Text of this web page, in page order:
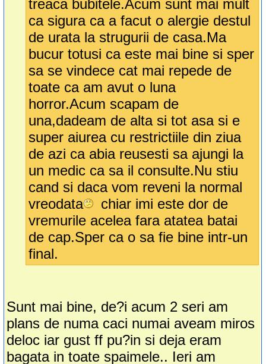
treaca bubitele.Acum sunt mai mult
ca sigura ca a facut o alergie destul
de urata la strugurii de casa.Ma
bucur totusi ca este mai bine si sper
sa se vindece cat mai repede de
toate ca am avut o luna
horror.Acum scapam de
una,dadeam de alta si tot asa si e
super aiurea cu restrictiile din ziua
de azi ca abia reusesti sa ajungi la
un medic ca sa il consulte.Nu stiu
cand si daca vom reveni la normal
vreodata
chiar imi este dor de
vremurile acelea fara atatea batai
de cap.Sper ca o sa fie bine intr-un
final.
Sunt mai bine, de?i acum 2 seri am
plans de numa caci numai aveam miros
deloc iar gust ff pu?in si deja eram
bagata in toate spaimele.. Ieri am